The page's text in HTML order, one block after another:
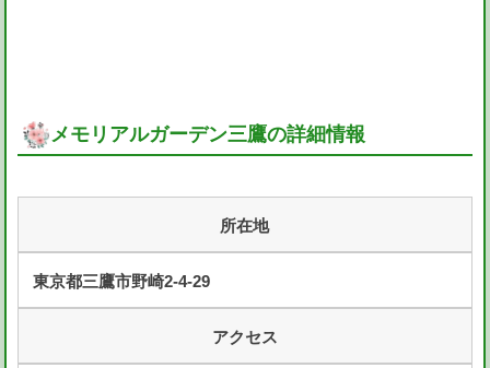
メモリアルガーデン三鷹の詳細情報
所在地
東京都三鷹市野崎2-4-29
アクセス